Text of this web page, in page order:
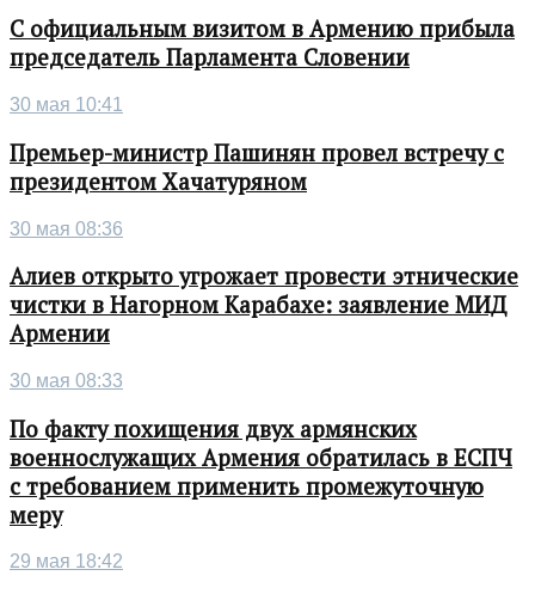
С официальным визитом в Армению прибыла
председатель Парламента Словении
30 мая 10:41
Премьер-министр Пашинян провел встречу с
президентом Хачатуряном
30 мая 08:36
Алиев открыто угрожает провести этнические
чистки в Нагорном Карабахе: заявление МИД
Армении
30 мая 08:33
По факту похищения двух армянских
военнослужащих Армения обратилась в ЕСПЧ
с требованием применить промежуточную
меру
29 мая 18:42